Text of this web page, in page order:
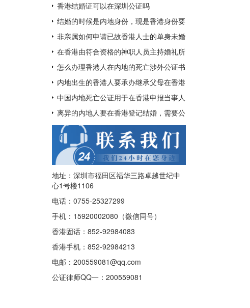
签证如何办理？
香港结婚证可以在深圳公证吗
结婚的时候是内地身份，现是香港身份要
如何补领香港结婚证呢？
非亲属如何申请已故香港人士的单身未婚
证明文件呢？
在香港由符合资格的神职人员主持婚礼所
得的结婚证书怎么才能得到内地的认可
呢？
怎么办理香港人在内地的死亡涉外公证书
用于配偶在香港再婚？
内地出生的香港人要承办继承父母在香港
的遗产如何办理中国出生公证及认证呢？
中国内地死亡公证用于在香港申报当事人
已经去世及申请注销其香港身份证
离异的内地人要在香港登记结婚，需要公
证香港离婚绝对判令吗？
地址：深圳市福田区福华三路卓越世纪中
心1号楼1106
电话：0755-25327299
手机：15920002080（微信同号）
香港固话：852-92984083
香港手机：852-92984213
电邮：200559081@qq.com
公证律师QQ一： 200559081